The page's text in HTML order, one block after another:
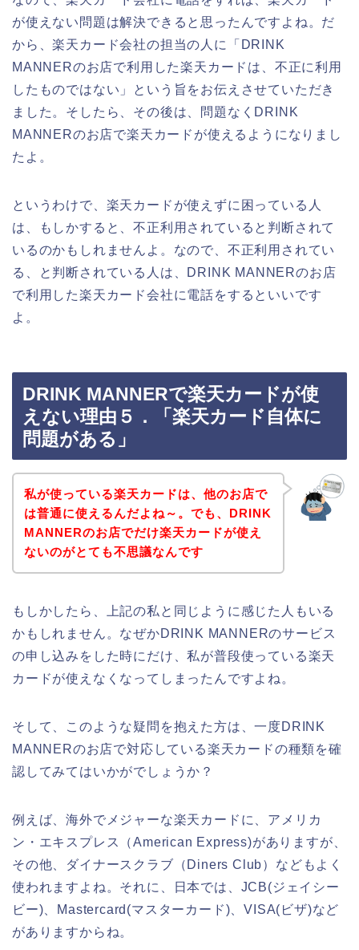
が使えない問題は解決できると思ったんですよね。だ
から、楽天カード会社の担当の人に「DRINK
MANNERのお店で利用した楽天カードは、不正に利用
したものではない」という旨をお伝えさせていただき
ました。そしたら、その後は、問題なくDRINK
MANNERのお店で楽天カードが使えるようになりまし
たよ。
というわけで、楽天カードが使えずに困っている人
は、もしかすると、不正利用されていると判断されて
いるのかもしれませんよ。なので、不正利用されてい
る、と判断されている人は、DRINK MANNERのお店
で利用した楽天カード会社に電話をするといいです
よ。
DRINK MANNERで楽天カードが使
えない理由５．「楽天カード自体に
問題がある」
私が使っている楽天カードは、他のお店で
は普通に使えるんだよね～。でも、DRINK
MANNERのお店でだけ楽天カードが使え
ないのがとても不思議なんです
もしかしたら、上記の私と同じように感じた人もいる
かもしれません。なぜかDRINK MANNERのサービス
の申し込みをした時にだけ、私が普段使っている楽天
カードが使えなくなってしまったんですよね。
そして、このような疑問を抱えた方は、一度DRINK
MANNERのお店で対応している楽天カードの種類を確
認してみてはいかがでしょうか？
例えば、海外でメジャーな楽天カードに、アメリカ
ン・エキスプレス（American Express)がありますが、
その他、ダイナースクラブ（Diners Club）などもよく
使われますよね。それに、日本では、JCB(ジェイシー
ビー)、Mastercard(マスターカード)、VISA(ビザ)など
がありますからね。